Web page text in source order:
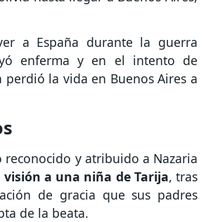
a España durante la guerra
enferma y en el intento de
la vida en Buenos Aires a
y atribuido a Nazaria
a una niña de Tarija, tras
de gracia que sus padres
de la beata.